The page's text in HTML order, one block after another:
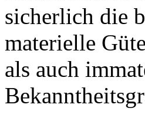
sicherlich die
materielle
als auch